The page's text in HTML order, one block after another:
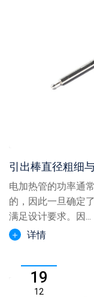
引出棒直径粗细
电加热管的功率通
的，因此一旦确定
满足设计要求。因...
详情
19
12